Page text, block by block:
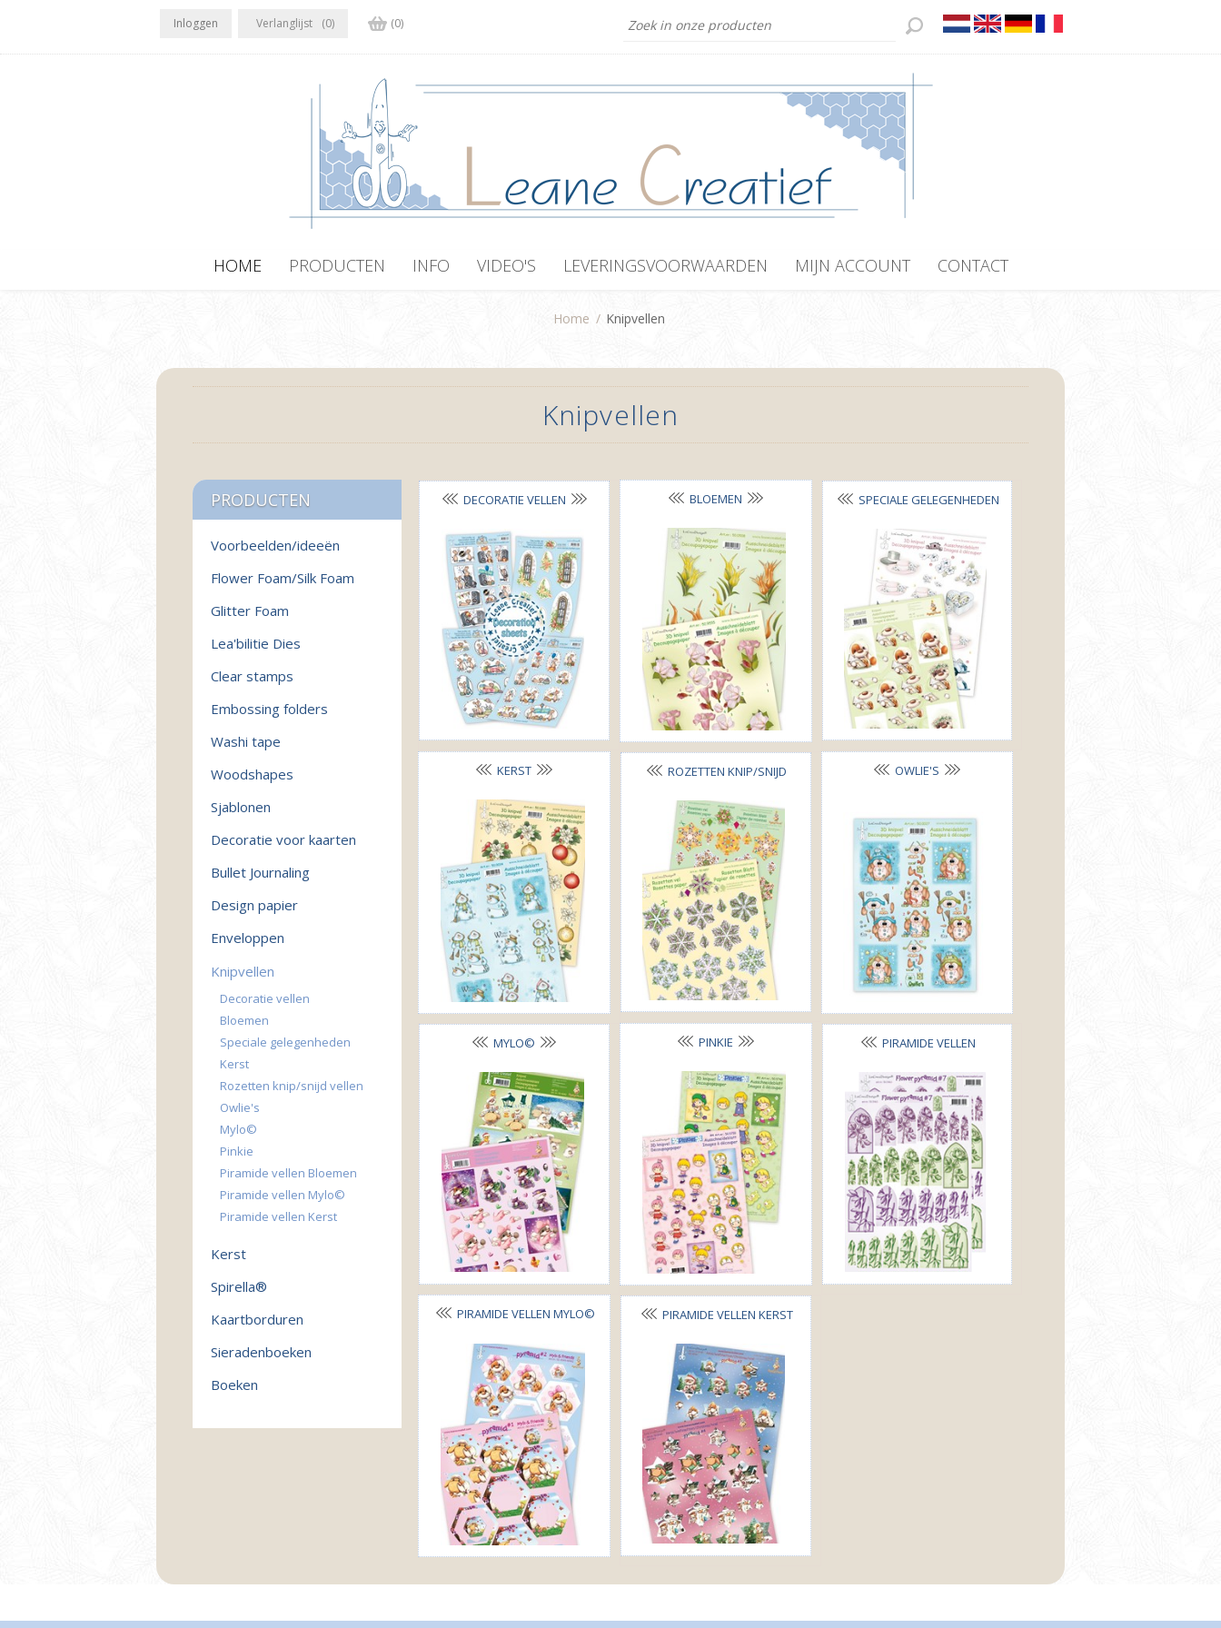
Inloggen Verlanglijst (0) (0)
HOME PRODUCTEN INFO VIDEO'S LEVERINGSVOORWAARDEN MIJN ACCOUNT CONTACT
Home / Knipvellen
Knipvellen
DECORATIE VELLEN BLOEMEN SPECIALE GELEGENHEDEN
KERST ROZETTEN KNIP/SNIJD
VELLEN
OWLIE'S
MYLO© PINKIE PIRAMIDE VELLEN
BLOEMEN
PIRAMIDE VELLEN MYLO© PIRAMIDE VELLEN KERST
PRODUCTEN
Voorbeelden/ideeën
Flower Foam/Silk Foam
Glitter Foam
Lea'bilitie Dies
Clear stamps
Embossing folders
Washi tape
Woodshapes
Sjablonen
Decoratie voor kaarten
Bullet Journaling
Design papier
Enveloppen
Knipvellen
Decoratie vellen
Bloemen
Speciale gelegenheden
Kerst
Rozetten knip/snijd vellen
Owlie's
Mylo©
Pinkie
Piramide vellen Bloemen
Piramide vellen Mylo©
Piramide vellen Kerst
Kerst
Spirella®
Kaartborduren
Sieradenboeken
Boeken